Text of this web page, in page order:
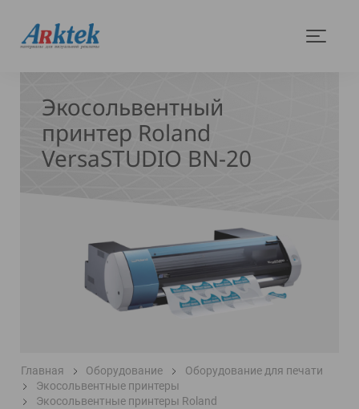
На
главную
Меню
Экосольвентный
принтер Roland
VersaSTUDIO BN-20
Главная Оборудование
Оборудование для печати
Экосольвентные принтеры
Экосольвентные принтеры Roland